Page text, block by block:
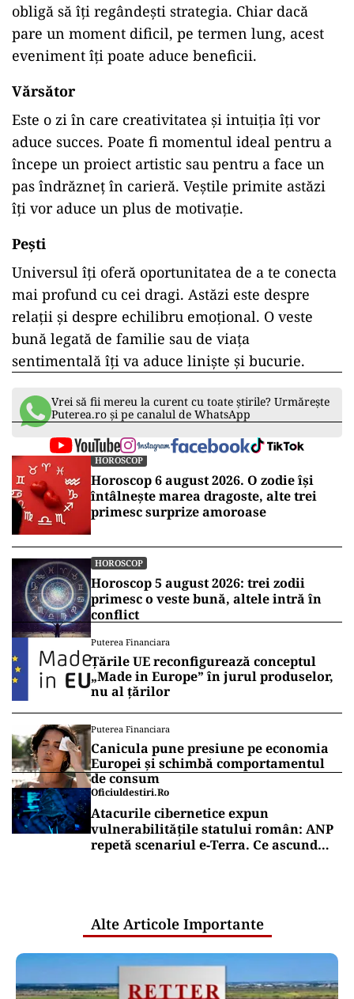
obligă să îți regândești strategia. Chiar dacă
pare un moment dificil, pe termen lung, acest
eveniment îți poate aduce beneficii.
Vărsător
Este o zi în care creativitatea și intuiția îți vor
aduce succes. Poate fi momentul ideal pentru a
începe un proiect artistic sau pentru a face un
pas îndrăzneț în carieră. Veștile primite astăzi
îți vor aduce un plus de motivație.
Pești
Universul îți oferă oportunitatea de a te conecta
mai profund cu cei dragi. Astăzi este despre
relații și despre echilibru emoțional. O veste
bună legată de familie sau de viața
sentimentală îți va aduce liniște și bucurie.
Vrei să fii mereu la curent cu toate știrile? Urmărește
Puterea.ro și pe canalul de WhatsApp
HOROSCOP
Horoscop 6 august 2026. O zodie își
întâlnește marea dragoste, alte trei
primesc surprize amoroase
HOROSCOP
Horoscop 5 august 2026: trei zodii
primesc o veste bună, altele intră în
conflict
Puterea Financiara
Țările UE reconfigurează conceptul
„Made in Europe” în jurul produselor,
nu al țărilor
Puterea Financiara
Canicula pune presiune pe economia
Europei și schimbă comportamentul
de consum
Oficiuldestiri.ro
Atacurile cibernetice expun
vulnerabilitățile statului român: ANP
repetă scenariul e‑Terra. Ce ascund
Alte Articole Importante